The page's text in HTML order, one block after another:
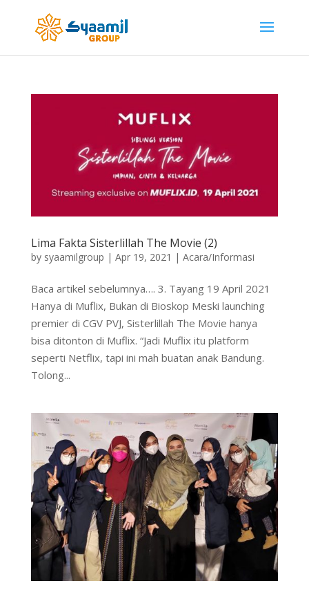
Lima Fakta Sisterlillah The Movie (2)
by syaamilgroup | Apr 19, 2021 | Acara/Informasi
Baca artikel sebelumnya…. 3. Tayang 19 April 2021
Hanya di Muflix, Bukan di Bioskop Meski launching
premier di CGV PVJ, Sisterlillah The Movie hanya
bisa ditonton di Muflix. “Jadi Muflix itu platform
seperti Netflix, tapi ini mah buatan anak Bandung.
Tolong...